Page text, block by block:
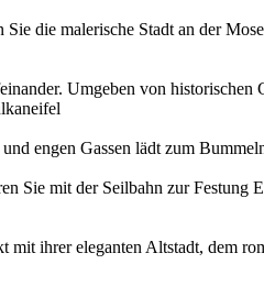
die malerische Stadt an der
Umgeben von
engen Gassen lädt zum
Sie mit der Seilbahn zur
ihrer eleganten Altstadt, dem